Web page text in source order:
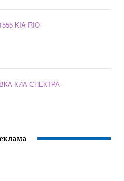
KIA RIO
КИА СПЕКТРА